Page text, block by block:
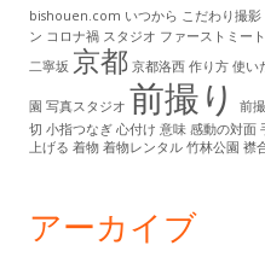
ツ
bishouen.com いつから こだわり撮影
ン コロナ禍 スタジオ ファーストミート
二寧坂 京都 京都洛西 作り方 使い
園 写真スタジオ 前撮り 前
切 小指つなぎ 心付け 意味 感動の対面
上げる 着物 着物レンタル 竹林公園 襟
アーカイブ